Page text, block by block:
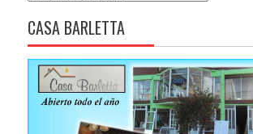
CASA BARLETTA